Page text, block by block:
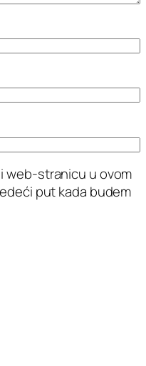
web-stranicu u ovom
put kada budem